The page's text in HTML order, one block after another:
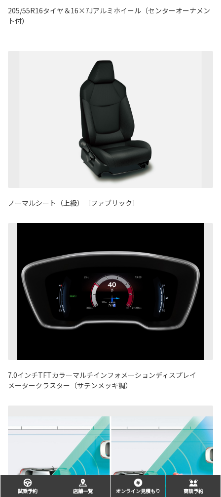
205/55R16タイヤ＆16×7Jアルミホイール（センターオーナメン
ト付）
ノーマルシート（上級）［ファブリック］
7.0インチTFTカラーマルチインフォメーションディスプレイ
メータークラスター（サテンメッキ調）
試乗予約 店舗一覧 オンライン見積もり 商談予約